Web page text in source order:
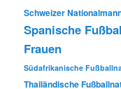
Schweizer
Spanische
Frauen
Südafrikanische
Thailändische